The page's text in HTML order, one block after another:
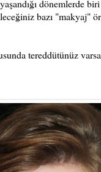
dönemlerde
bazı "makyaj"
tereddütünüz